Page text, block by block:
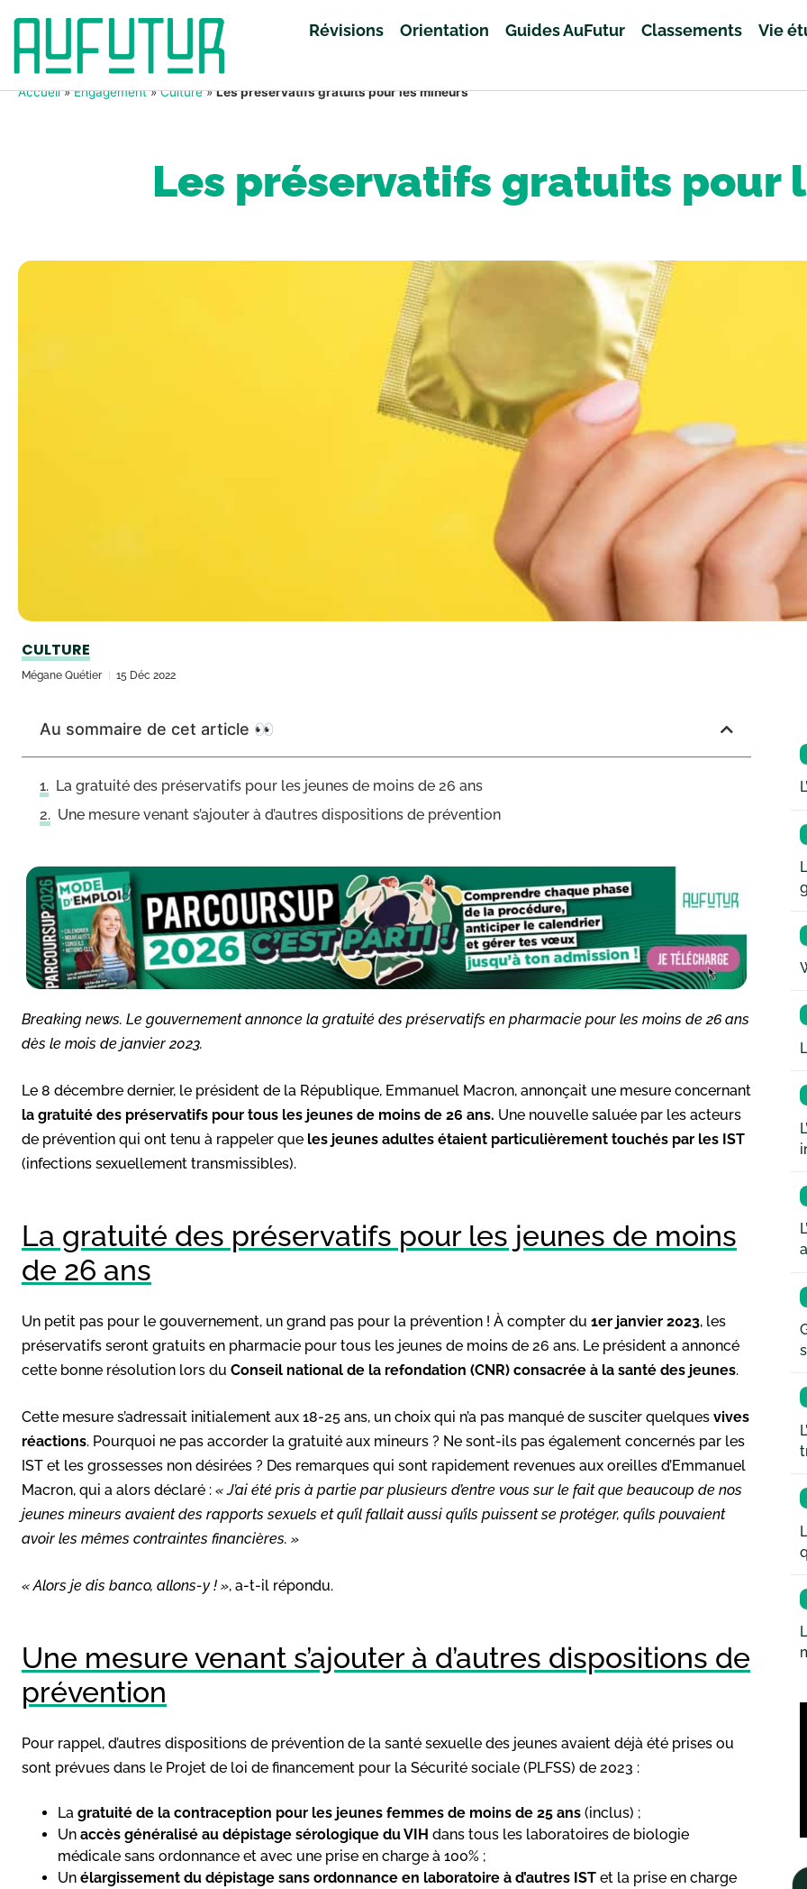
Révisions Orientation Guides AuFutur Classements Vie
Accueil»Engagement»Culture»Les préservatifs gratuits pour les mineurs
Les préservatifs gratuits pour
CULTURE
Mégane Quétier 15 Déc 2022
Au sommaire de cet article 👀
La gratuité des préservatifs pour les jeunes de moins de 26 ans
Une mesure venant s’ajouter à d’autres dispositions de prévention
Breaking news. Le gouvernement annonce la gratuité des préservatifs en pharmacie pour les moins de 26 ans
dès le mois de janvier 2023.
Le 8 décembre dernier, le président de la République, Emmanuel Macron, annonçait une mesure concernant
la gratuité des préservatifs pour tous les jeunes de moins de 26 ans. Une nouvelle saluée par les acteurs
de prévention qui ont tenu à rappeler que les jeunes adultes étaient particulièrement touchés par les IST
(infections sexuellement transmissibles).
La gratuité des préservatifs pour les jeunes de moins
de 26 ans
Un petit pas pour le gouvernement, un grand pas pour la prévention ! À compter du 1er janvier 2023, les
préservatifs seront gratuits en pharmacie pour tous les jeunes de moins de 26 ans. Le président a annoncé
cette bonne résolution lors du Conseil national de la refondation (CNR) consacrée à la santé des jeunes.
Cette mesure s’adressait initialement aux 18-25 ans, un choix qui n’a pas manqué de susciter quelques vives
réactions. Pourquoi ne pas accorder la gratuité aux mineurs ? Ne sont-ils pas également concernés par les
IST et les grossesses non désirées ? Des remarques qui sont rapidement revenues aux oreilles d’Emmanuel
Macron, qui a alors déclaré : « J’ai été pris à partie par plusieurs d’entre vous sur le fait que beaucoup de nos
jeunes mineurs avaient des rapports sexuels et qu’il fallait aussi qu’ils puissent se protéger, qu’ils pouvaient
avoir les mêmes contraintes financières. »
« Alors je dis banco, allons-y ! », a-t-il répondu.
Une mesure venant s’ajouter à d’autres dispositions de
prévention
Pour rappel, d’autres dispositions de prévention de la santé sexuelle des jeunes avaient déjà été prises ou
sont prévues dans le Projet de loi de financement pour la Sécurité sociale (PLFSS) de 2023 :
La gratuité de la contraception pour les jeunes femmes de moins de 25 ans (inclus) ;
Un accès généralisé au dépistage sérologique du VIH dans tous les laboratoires de biologie
médicale sans ordonnance et avec une prise en charge à 100% ;
Un élargissement du dépistage sans ordonnance en laboratoire à d’autres IST et la prise en charge